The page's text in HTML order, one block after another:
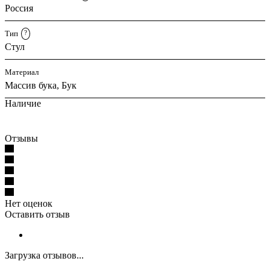
Россия
Тип ?
Стул
Материал
Массив бука, Бук
Наличие
Отзывы
Нет оценок
Оставить отзыв
Загрузка отзывов...